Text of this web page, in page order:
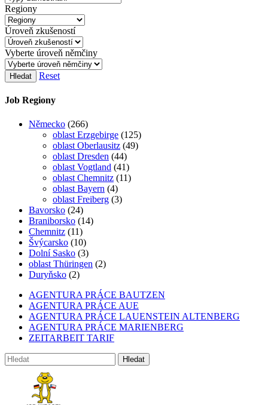
Regiony
Úroveň zkušeností
Vyberte úroveň němčiny
Hledat Reset
Job Regiony
Německo (266)
oblast Erzgebirge (125)
oblast Oberlausitz (49)
oblast Dresden (44)
oblast Vogtland (41)
oblast Chemnitz (11)
oblast Bayern (4)
oblast Freiberg (3)
Bavorsko (24)
Braniborsko (14)
Chemnitz (11)
Švýcarsko (10)
Dolní Sasko (3)
oblast Thüringen (2)
Duryňsko (2)
AGENTURA PRÁCE BAUTZEN
AGENTURA PRÁCE AUE
AGENTURA PRÁCE LAUENSTEIN ALTENBERG
AGENTURA PRÁCE MARIENBERG
ZEITARBEIT TARIF